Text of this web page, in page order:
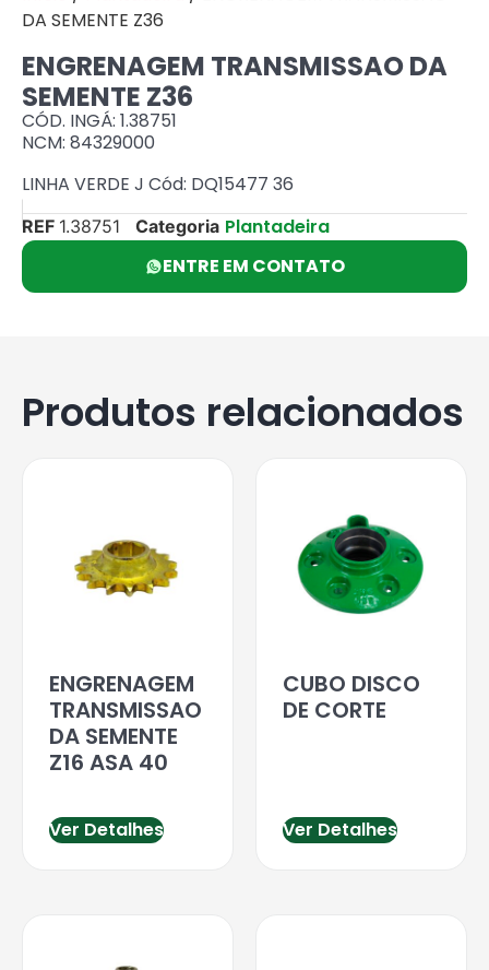
DA SEMENTE Z36
ENGRENAGEM TRANSMISSAO DA
SEMENTE Z36
CÓD. INGÁ: 1.38751
NCM: 84329000
LINHA VERDE J Cód: DQ15477 36
REF 1.38751 Categoria Plantadeira
ENTRE EM CONTATO
Produtos relacionados
ENGRENAGEM
TRANSMISSAO
DA SEMENTE
Z16 ASA 40
Ver Detalhes
CUBO DISCO
DE CORTE
Ver Detalhes